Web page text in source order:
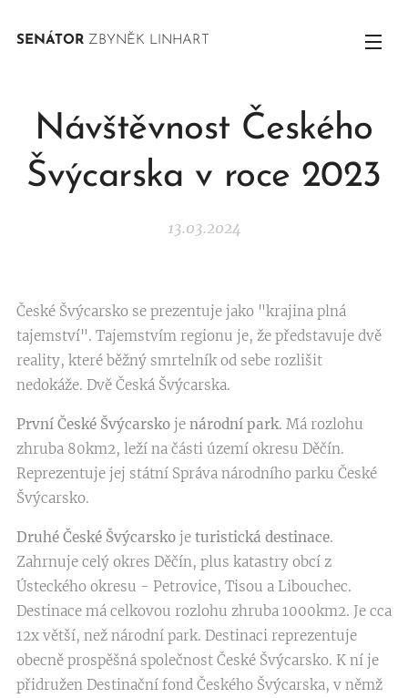
SENÁTOR ZBYNĚK LINHART
Návštěvnost Českého
Švýcarska v roce 2023
13.03.2024
České Švýcarsko se prezentuje jako "krajina plná
tajemství". Tajemstvím regionu je, že představuje dvě
reality, které běžný smrtelník od sebe rozlišit
nedokáže. Dvě Česká Švýcarska.
První České Švýcarsko je národní park. Má rozlohu
zhruba 80km2, leží na části území okresu Děčín.
Reprezentuje jej státní Správa národního parku České
Švýcarsko.
Druhé České Švýcarsko je turistická destinace.
Zahrnuje celý okres Děčín, plus katastry obcí z
Ústeckého okresu - Petrovice, Tisou a Libouchec.
Destinace má celkovou rozlohu zhruba 1000km2. Je cca
12x větší, než národní park. Destinaci reprezentuje
obecně prospěšná společnost České Švýcarsko. K ní je
přidružen Destinační fond Českého Švýcarska, v němž